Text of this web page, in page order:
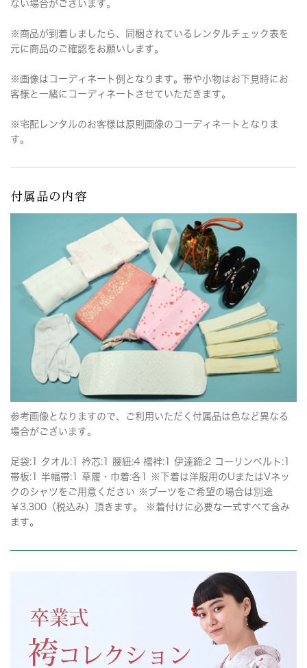
ない場合がございます。
※商品が到着しましたら、同梱されているレンタルチェック表を
元に商品のご確認をお願いします。
※画像はコーディネート例となります。帯や小物はお下見時にお
客様と一緒にコーディネートさせていただきます。
※宅配レンタルのお客様は原則画像のコーディネートとなりま
す。
付属品の内容
参考画像となりますので、ご利用いただく付属品は色など異なる
場合がございます。
足袋:1 タオル:1 衿芯:1 腰紐:4 襦袢:1 伊達締:2 コーリンベルト:1
帯板:1 半幅帯:1 草履・巾着:各1 ※下着は洋服用のUまたはVネッ
クのシャツをご用意ください ※ブーツをご希望の場合は別途
￥3,300（税込み）頂きます。 ※着付けに必要な一式すべて含み
ます。